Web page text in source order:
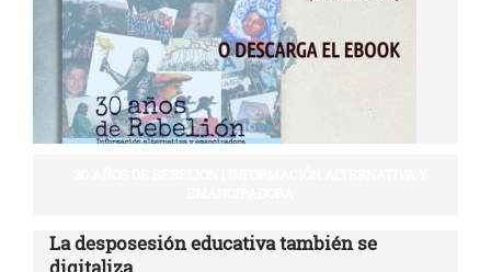
La desposesión educativa también se